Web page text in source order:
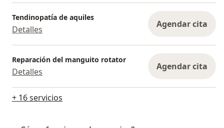
Tendinopatía de aquiles
Detalles Agendar cita
Reparación del manguito rotator
Detalles Agendar cita
+ 16 servicios